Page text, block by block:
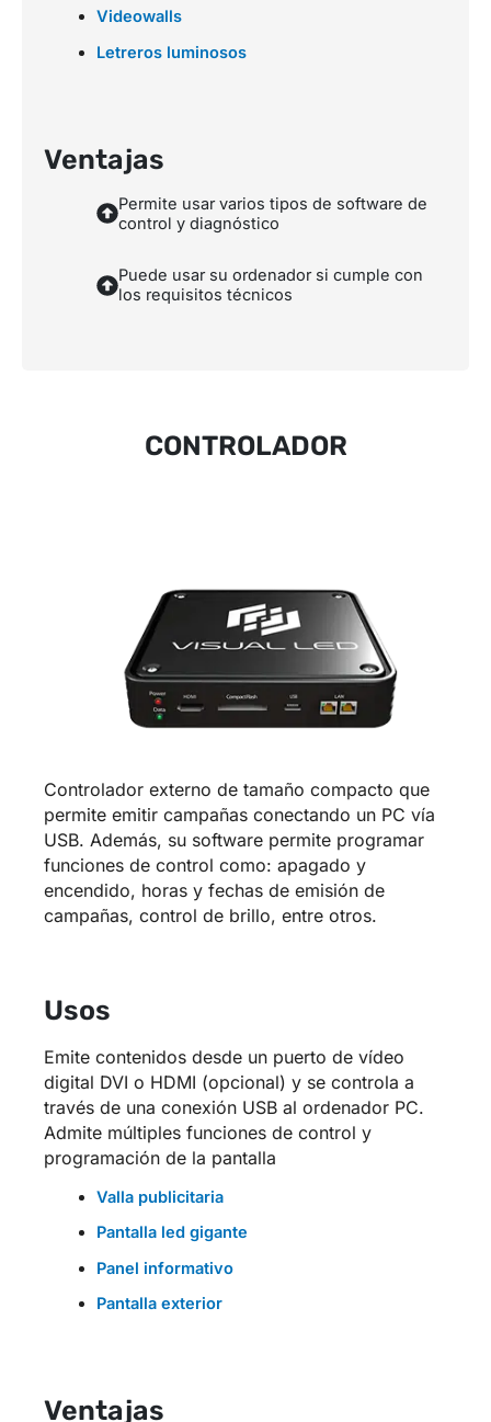
Videowalls
Letreros luminosos
Ventajas
Permite usar varios tipos de software de
control y diagnóstico
Puede usar su ordenador si cumple con
los requisitos técnicos
CONTROLADOR
Controlador externo de tamaño compacto que
permite emitir campañas conectando un PC vía
USB. Además, su software permite programar
funciones de control como: apagado y
encendido, horas y fechas de emisión de
campañas, control de brillo, entre otros.
Usos
Emite contenidos desde un puerto de vídeo
digital DVI o HDMI (opcional) y se controla a
través de una conexión USB al ordenador PC.
Admite múltiples funciones de control y
programación de la pantalla
Valla publicitaria
Pantalla led gigante
Panel informativo
Pantalla exterior
Ventajas